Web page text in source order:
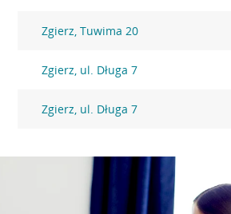
Zgierz, Tuwima 20
Zgierz, ul. Długa 7
Zgierz, ul. Długa 7